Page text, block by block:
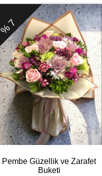
% 7
Pembe Güzellik ve Zarafet
Buketi